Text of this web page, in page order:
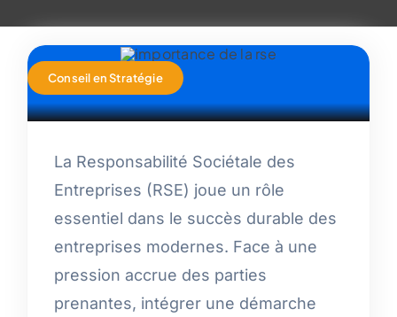
Conseil en Stratégie
La Responsabilité Sociétale des
Entreprises (RSE) joue un rôle
essentiel dans le succès durable des
entreprises modernes. Face à une
pression accrue des parties
prenantes, intégrer une démarche